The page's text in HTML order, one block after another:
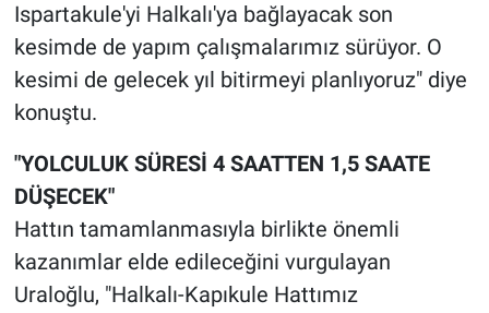
Ispartakule'yi Halkalı'ya bağlayacak son
kesimde de yapım çalışmalarımız sürüyor. O
kesimi de gelecek yıl bitirmeyi planlıyoruz" diye
konuştu.
"YOLCULUK SÜRESİ 4 SAATTEN 1,5 SAATE
DÜŞECEK"
Hattın tamamlanmasıyla birlikte önemli
kazanımlar elde edileceğini vurgulayan
Uraloğlu, "Halkalı-Kapıkule Hattımız